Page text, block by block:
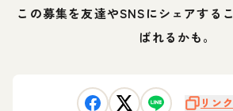
この募集を友達やSNSにシェアする
ばれるかも。
リン